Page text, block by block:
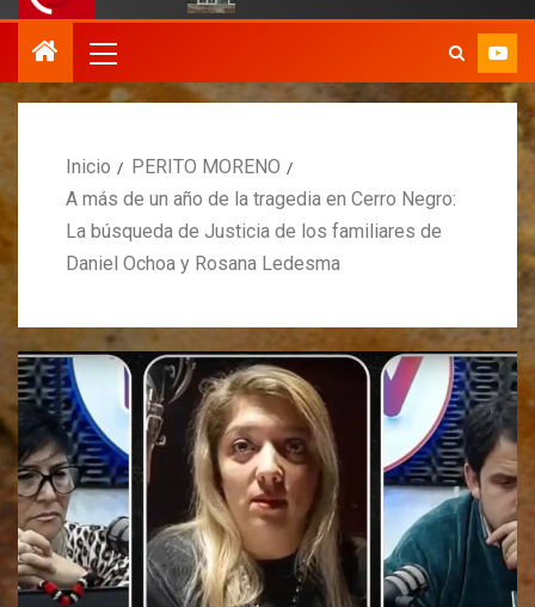
Inicio
PERITO MORENO
A más de un año de la tragedia en Cerro Negro:
La búsqueda de Justicia de los familiares de
Daniel Ochoa y Rosana Ledesma